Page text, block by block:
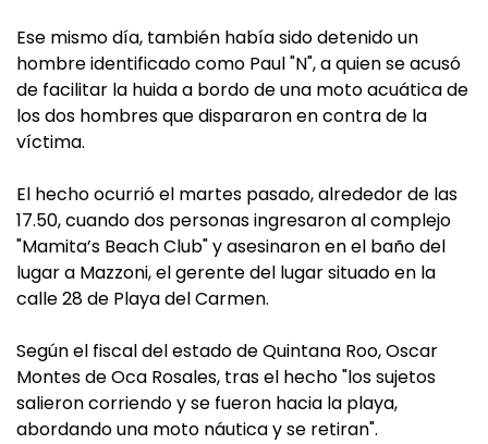
Ese mismo día, también había sido detenido un
hombre identificado como Paul "N", a quien se acusó
de facilitar la huida a bordo de una moto acuática de
los dos hombres que dispararon en contra de la
víctima.
El hecho ocurrió el martes pasado, alrededor de las
17.50, cuando dos personas ingresaron al complejo
"Mamita’s Beach Club" y asesinaron en el baño del
lugar a Mazzoni, el gerente del lugar situado en la
calle 28 de Playa del Carmen.
Según el fiscal del estado de Quintana Roo, Oscar
Montes de Oca Rosales, tras el hecho "los sujetos
salieron corriendo y se fueron hacia la playa,
abordando una moto náutica y se retiran".